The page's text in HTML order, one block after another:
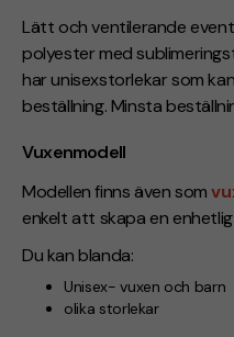
Lätt och ventilerande
polyester med
har unisexstorlekar som
beställning. Minsta
Vuxenmodell
Modellen finns även som
enkelt att skapa en
Du kan blanda:
Unisex- vuxen och barn
olika storlekar